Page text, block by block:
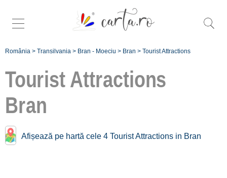
România > Transilvania > Bran - Moeciu > Bran > Tourist Attractions
Tourist Attractions
Bran
Afișează pe hartă cele 4 Tourist Attractions in Bran
Tourist Attractions near
Râșnov